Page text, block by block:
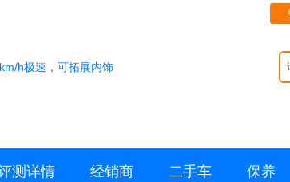
h极速，可拓展内饰
测详情 经销商 二手车 保养